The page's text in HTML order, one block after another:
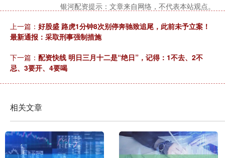
银河配资提示：文章来自网络，不代表本站观点。
上一篇： 好股盛 路虎1分钟8次别停奔驰致追尾，此前未予立案！
最新通报：采取刑事强制措施
下一篇： 配资快线 明日三月十二是“绝日”，记得：1不去、2不
忌、3要开、4要喝
相关文章